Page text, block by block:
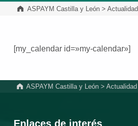
ASPAYM Castilla y León> Actualidad
[my_calendar id=»my-calendar»]
ASPAYM Castilla y León >Actualidad
Enlaces de interés